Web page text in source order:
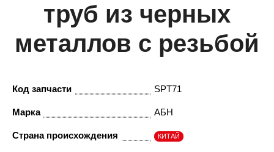
труб из черных
металлов с резьбой
Код запчасти SPT71
Марка АБН
Страна происхождения КИТАЙ